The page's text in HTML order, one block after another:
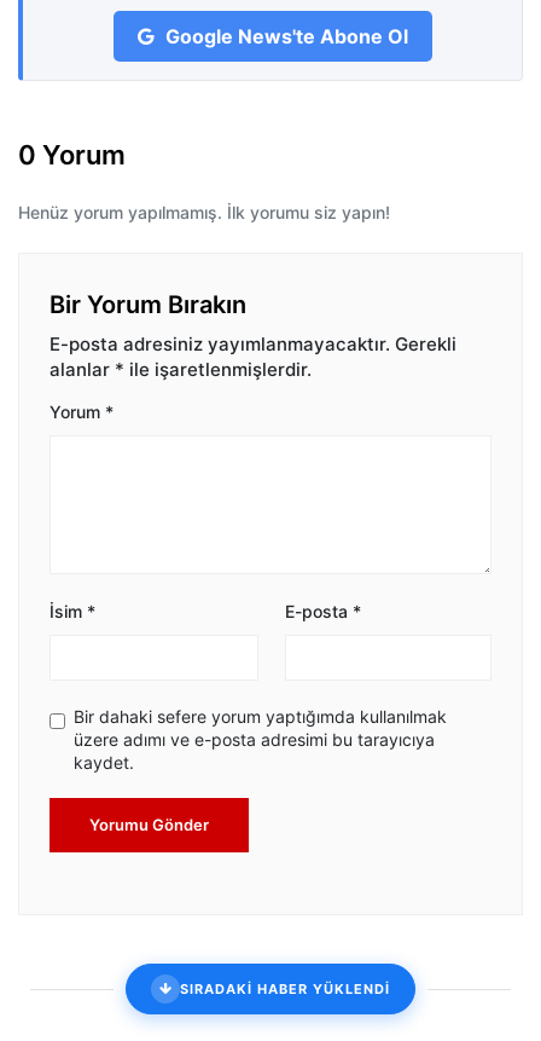
Google News'te Abone Ol
0 Yorum
Henüz yorum yapılmamış. İlk yorumu siz yapın!
Bir Yorum Bırakın
E-posta adresiniz yayımlanmayacaktır. Gerekli
alanlar * ile işaretlenmişlerdir.
Yorum *
İsim * E-posta *
Bir dahaki sefere yorum yaptığımda kullanılmak
üzere adımı ve e-posta adresimi bu tarayıcıya
kaydet.
Yorumu Gönder
SIRADAKİ HABER YÜKLENDİ